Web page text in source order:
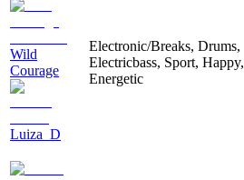
Wild
Courage
Luiza_D
Electronic/Breaks, Drums,
Electricbass, Sport, Happy,
Energetic